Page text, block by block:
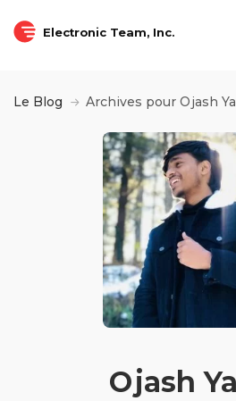
Electronic Team, Inc.
Le Blog Archives pour Ojash
Ojash